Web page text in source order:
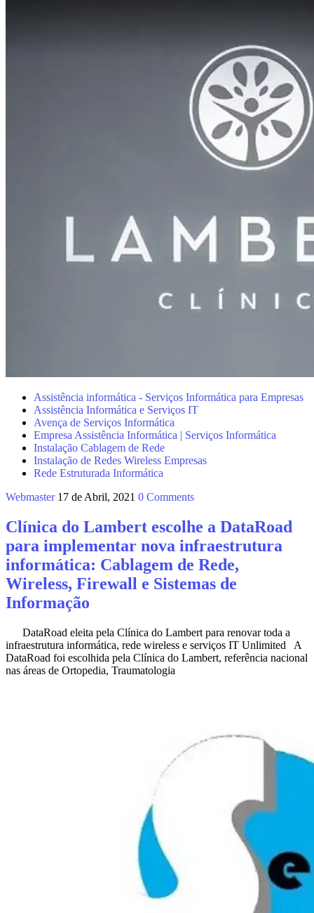
Assistência informática - Serviços Informática para Empresas
Assistência Informática e Serviços IT
Avença de Serviços Informática
Empresa Assistência Informática | Serviços Informática
Instalação Cablagem de Rede
Instalação de Redes Wireless Empresas
Rede Estruturada Informática
Webmaster 17 de Abril, 2021 0 Comments
Clínica do Lambert escolhe a DataRoad
para implementar nova infraestrutura
informática: Cablagem de Rede,
Wireless, Firewall e Sistemas de
Informação
DataRoad eleita pela Clínica do Lambert para renovar toda a
infraestrutura informática, rede wireless e serviços IT Unlimited A
DataRoad foi escolhida pela Clínica do Lambert, referência nacional
nas áreas de Ortopedia, Traumatologia